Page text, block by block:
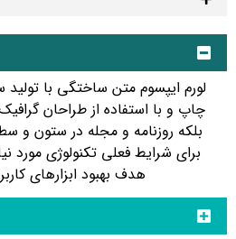
لورم ایپسوم متن ساختگی با
چاپ و با استفاده از طراحان
بلکه روزنامه و مجله در ستون و
برای شرایط فعلی تکنولوژی مورد
هدف بهبود ابزارهای